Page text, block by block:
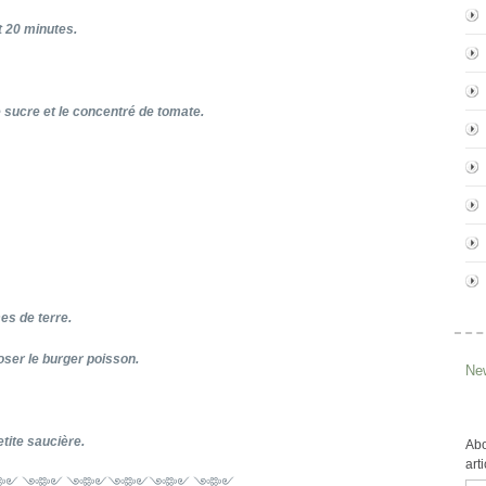
20 minutes.
et le concentré de tomate.
de terre.
le burger poisson.
saucière.
༺༻ ༺༻༺༻༺༻ ༺༻